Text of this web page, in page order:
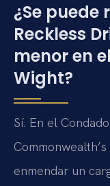
¿Se
Reckless
menor en
Wight?
Sí. En el
enmendar un